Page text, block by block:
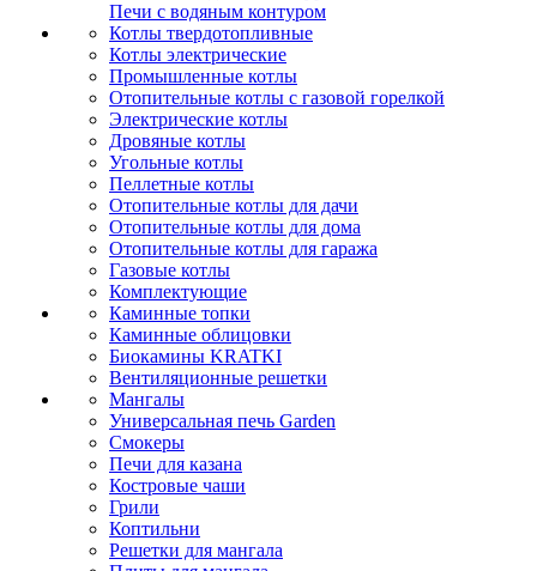
Печи с водяным контуром
Котлы твердотопливные
Котлы электрические
Промышленные котлы
Отопительные котлы с газовой горелкой
Электрические котлы
Дровяные котлы
Угольные котлы
Пеллетные котлы
Отопительные котлы для дачи
Отопительные котлы для дома
Отопительные котлы для гаража
Газовые котлы
Комплектующие
Каминные топки
Каминные облицовки
Биокамины KRATKI
Вентиляционные решетки
Мангалы
Универсальная печь Garden
Смокеры
Печи для казана
Костровые чаши
Грили
Коптильни
Решетки для мангала